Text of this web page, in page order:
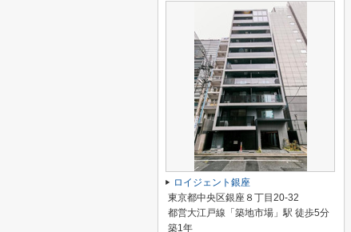
ロイジェント銀座
東京都中央区銀座８丁目20-32
都営大江戸線「築地市場」駅 徒歩5分
築1年